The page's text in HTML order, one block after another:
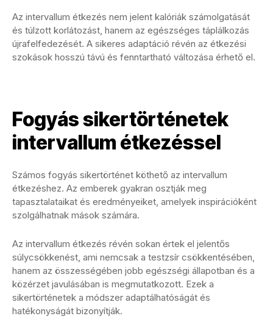
Az intervallum étkezés nem jelent kalóriák számolgatását
és túlzott korlátozást, hanem az egészséges táplálkozás
újrafelfedezését. A sikeres adaptáció révén az étkezési
szokások hosszú távú és fenntartható változása érhető el.
Fogyás sikertörténetek
intervallum étkezéssel
Számos fogyás sikertörténet köthető az intervallum
étkezéshez. Az emberek gyakran osztják meg
tapasztalataikat és eredményeiket, amelyek inspirációként
szolgálhatnak mások számára.
Az intervallum étkezés révén sokan értek el jelentős
súlycsökkenést, ami nemcsak a testzsír csökkentésében,
hanem az összességében jobb egészségi állapotban és a
közérzet javulásában is megmutatkozott. Ezek a
sikertörténetek a módszer adaptálhatóságát és
hatékonyságát bizonyítják.